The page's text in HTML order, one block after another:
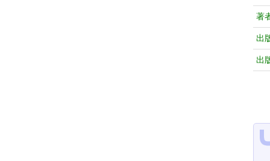
著
出
出